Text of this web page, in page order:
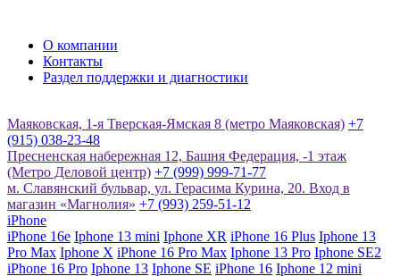
О компании
Контакты
Раздел поддержки и диагностики
Маяковская, 1-я Тверская-Ямская 8 (метро Маяковская) +7
(915) 038-23-48
Пресненская набережная 12, Башня Федерация, -1 этаж
(Метро Деловой центр) +7 (999) 999-71-77
м. Славянский бульвар, ул. Герасима Курина, 20. Вход в
магазин «Магнолия» +7 (993) 259-51-12
iPhone
iPhone 16e Iphone 13 mini Iphone XR iPhone 16 Plus Iphone 13
Pro Max Iphone X iPhone 16 Pro Max Iphone 13 Pro Iphone SE2
iPhone 16 Pro Iphone 13 Iphone SE iPhone 16 Iphone 12 mini